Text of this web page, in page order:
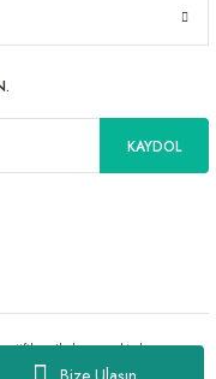
KAYDOL
ile korunmaktadır.